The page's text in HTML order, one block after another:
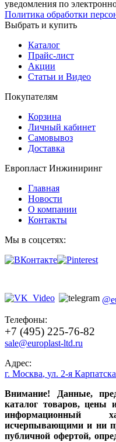
уведомления по
Политика обработки
Выбрать и купить
Каталог
Прайс-лист
Акции
Статьи и Видео
Покупателям
Корзина
Личный кабинет
Самовывоз
Доставка
Европласт Инжиниринг
Главная
Новости
О компании
Контакты
Мы в соцсетях:
Телефоны:
+7 (495) 225-76-82
sale@europlast-ltd.ru
Адрес:
г. Москва, ул. 2-я
Внимание! Данные,
каталог товаров, цены
информационный
исчерпывающими и ни
публичной офертой,